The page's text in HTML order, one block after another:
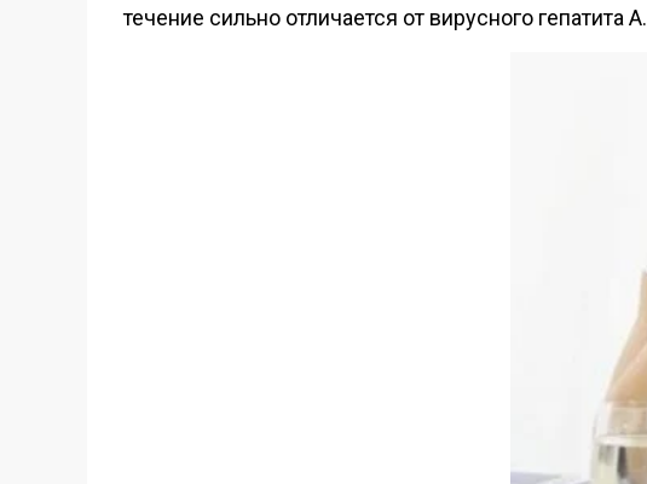
течение сильно отличается от вирусного гепатита А.